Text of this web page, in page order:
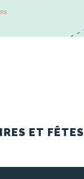
ET FÊTES